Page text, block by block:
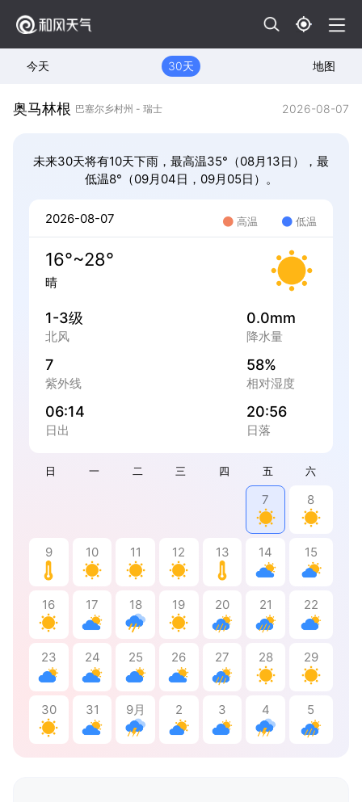
今天 30天 地图
奥马林根 巴塞尔乡村州 - 瑞士 2026-08-07
未来30天将有10天下雨，最高温35°（08月13日），最
低温8°（09月04日，09月05日）。
日 一 二 三 四 五 六
7 8
9 10 11 12 13 14 15
16 17 18 19 20 21 22
23 24 25 26 27 28 29
30 31 9月 2 3 4 5
2026-08-07 高温 低温
16°~28°
晴
1-3级
北风
0.0mm
降水量
7
紫外线
58%
相对湿度
06:14
日出
20:56
日落